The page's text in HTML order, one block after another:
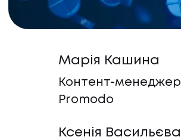
Марія Кашина
Контент-
Promodo
Ксенія Васильєва